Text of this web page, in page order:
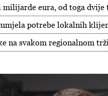
eura, od toga dvije
potrebe lokalnih
na svakom regionalnom